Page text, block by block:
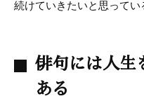
続けていきたいと思ってい
俳句には人生
ある